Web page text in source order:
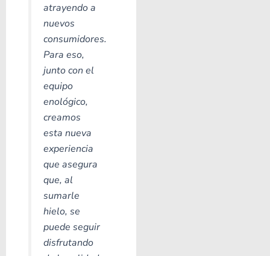
atrayendo a
nuevos
consumidores.
Para eso,
junto con el
equipo
enológico,
creamos
esta nueva
experiencia
que asegura
que, al
sumarle
hielo, se
puede seguir
disfrutando